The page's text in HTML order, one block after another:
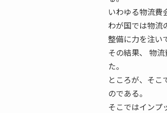
いわゆる物流費
わが国では物流
整備に力を注い
その結果、 物
た。
ところが、そこ
のである。
そこではインプ